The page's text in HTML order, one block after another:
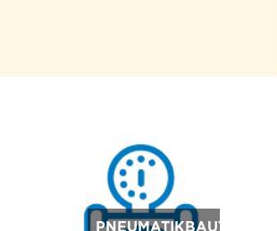
PNEUMATIKBAUTEILE